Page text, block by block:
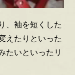
、袖を短くした
えたりといった
たいといったリ